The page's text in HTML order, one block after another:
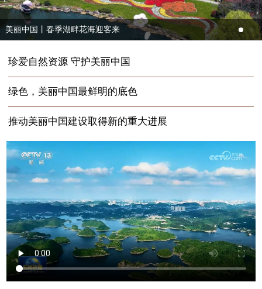
美丽中国丨春季湖畔花海迎客来
珍爱自然资源 守护美丽中国
绿色，美丽中国最鲜明的底色
推动美丽中国建设取得新的重大进展